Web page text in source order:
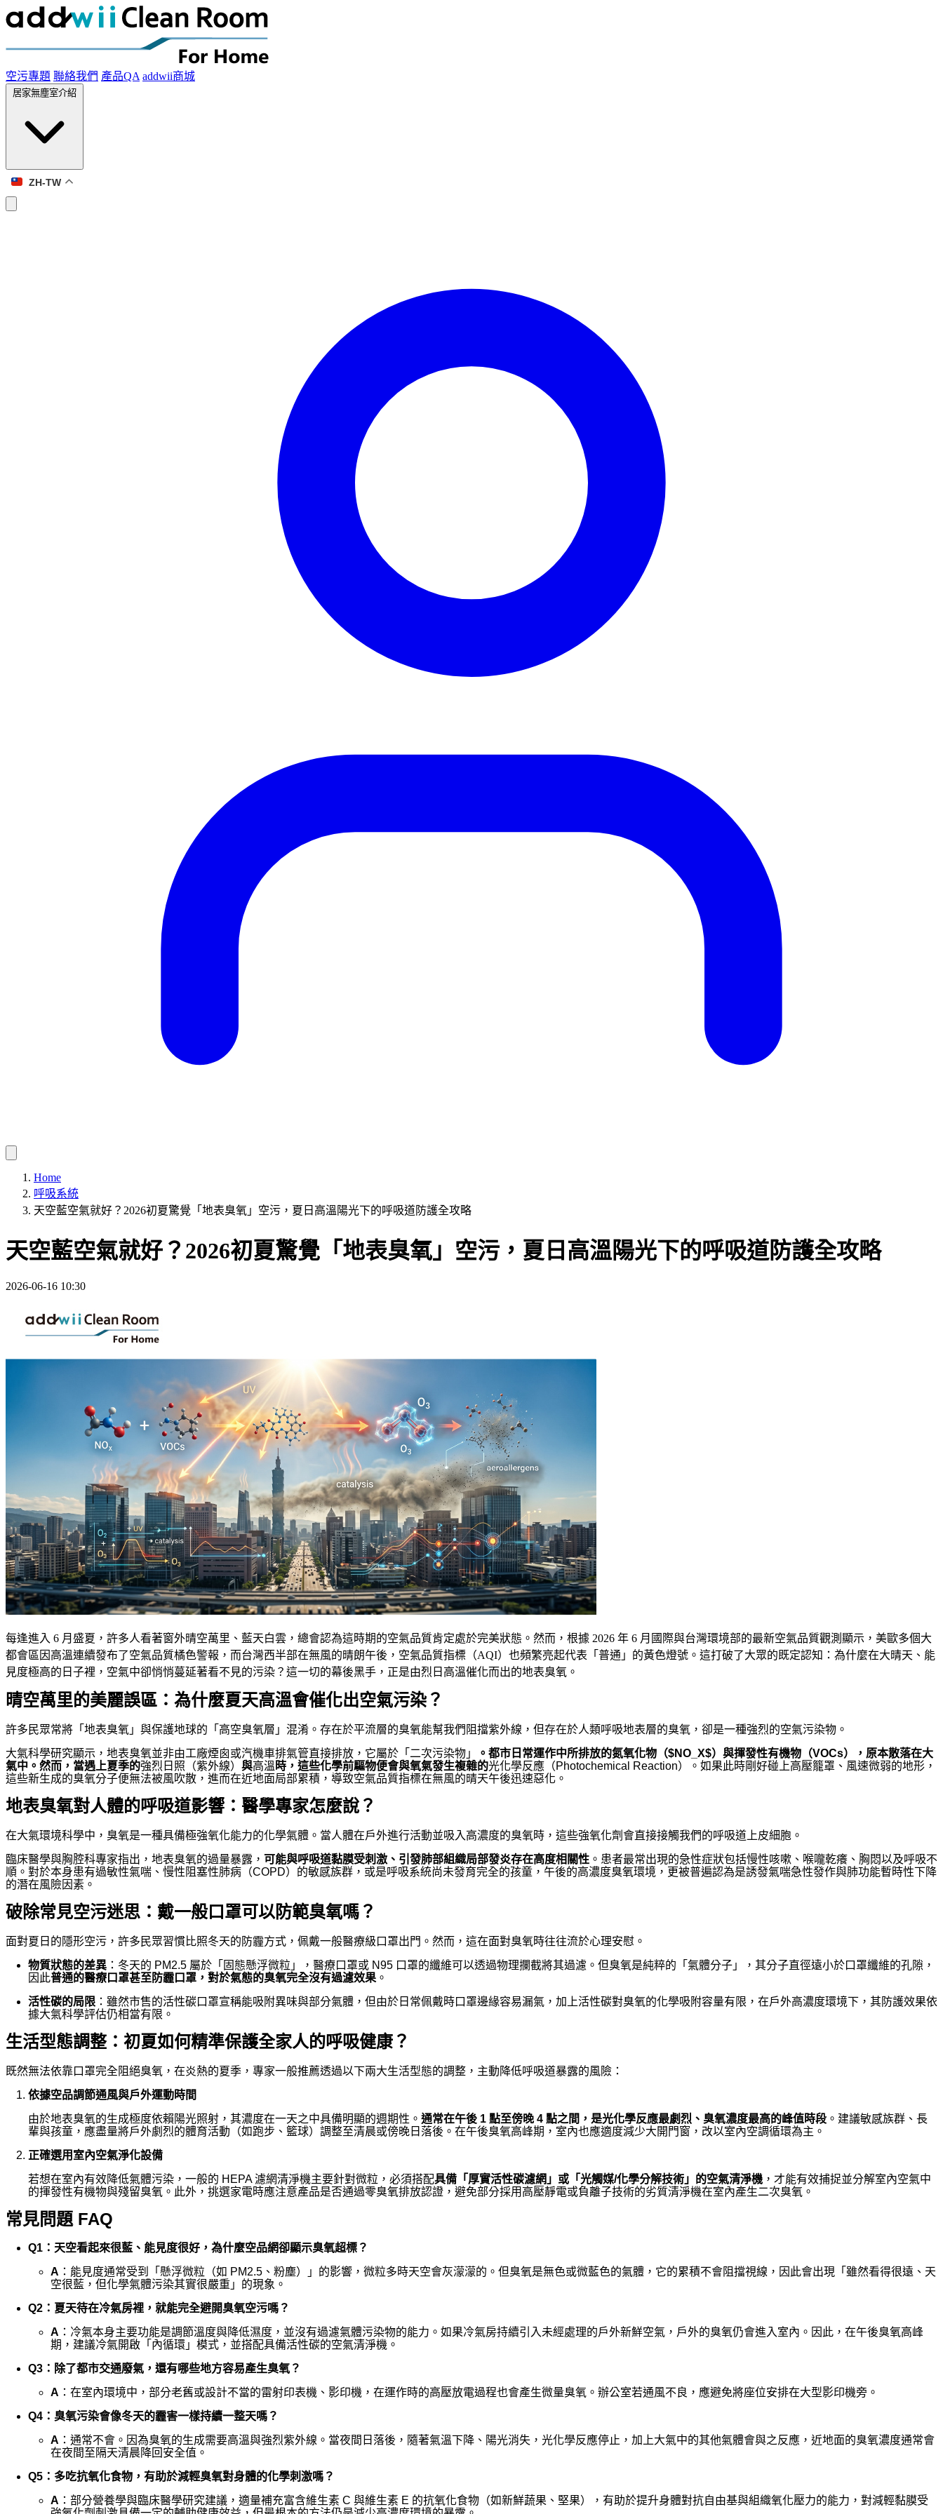
空污專題 聯絡我們 產品QA addwii商城
居家無塵室介紹
ZH-TW
Home
呼吸系統
天空藍空氣就好？2026初夏驚覺「地表臭氧」空污，夏日高溫陽光下的呼吸道防護全攻略
天空藍空氣就好？2026初夏驚覺「地表臭氧」空污，夏日高溫陽光下的呼吸道防護全攻略
2026-06-16 10:30
每逢進入 6 月盛夏，許多人看著窗外晴空萬里、藍天白雲，總會認為這時期的空氣品質肯定處於完美狀態。然而，根據 2026 年 6 月國際與台灣環境部的最新空氣品質觀測顯示，美歐多個大
都會區因高溫連續發布了空氣品質橘色警報，而台灣西半部在無風的晴朗午後，空氣品質指標（AQI）也頻繁亮起代表「普通」的黃色燈號。這打破了大眾的既定認知：為什麼在大晴天、能
見度極高的日子裡，空氣中卻悄悄蔓延著看不見的污染？這一切的幕後黑手，正是由烈日高溫催化而出的地表臭氧。
晴空萬里的美麗誤區：為什麼夏天高溫會催化出空氣污染？
許多民眾常將「地表臭氧」與保護地球的「高空臭氧層」混淆。存在於平流層的臭氧能幫我們阻擋紫外線，但存在於人類呼吸地表層的臭氧，卻是一種強烈的空氣污染物。
大氣科學研究顯示，地表臭氧並非由工廠煙囪或汽機車排氣管直接排放，它屬於「二次污染物」
。都市日常運作中所排放的氮氧化物（$NO_X$）與揮發性有機物（VOCs），原本散落在大
氣中。然而，當遇上夏季的強烈日照（紫外線） 與高溫 時，這些化學前驅物便會與氧氣發生複雜的光化學反應（Photochemical Reaction）。如果此時剛好碰上高壓籠罩、風速微弱的地形，
這些新生成的臭氧分子便無法被風吹散，進而在近地面局部累積，導致空氣品質指標在無風的晴天午後迅速惡化。
地表臭氧對人體的呼吸道影響：醫學專家怎麼說？
在大氣環境科學中，臭氧是一種具備極強氧化能力的化學氣體。當人體在戶外進行活動並吸入高濃度的臭氧時，這些強氧化劑會直接接觸我們的呼吸道上皮細胞。
臨床醫學與胸腔科專家指出，地表臭氧的過量暴露， 可能與呼吸道黏膜受刺激、引發肺部組織局部發炎存在高度相關性 。患者最常出現的急性症狀包括慢性咳嗽、喉嚨乾癢、胸悶以及呼吸不
順。對於本身患有過敏性氣喘、慢性阻塞性肺病（COPD）的敏感族群，或是呼吸系統尚未發育完全的孩童，午後的高濃度臭氧環境，更被普遍認為是誘發氣喘急性發作與肺功能暫時性下降
的潛在風險因素。
破除常見空污迷思：戴一般口罩可以防範臭氧嗎？
面對夏日的隱形空污，許多民眾習慣比照冬天的防霾方式，佩戴一般醫療級口罩出門。然而，這在面對臭氧時往往流於心理安慰。
物質狀態的差異 ：冬天的 PM2.5 屬於「固態懸浮微粒」，醫療口罩或 N95 口罩的纖維可以透過物理攔截將其過濾。但臭氧是純粹的「氣體分子」，其分子直徑遠小於口罩纖維的孔隙，
因此普通的醫療口罩甚至防霾口罩，對於氣態的臭氧完全沒有過濾效果 。
活性碳的局限 ：雖然市售的活性碳口罩宣稱能吸附異味與部分氣體，但由於日常佩戴時口罩邊緣容易漏氣，加上活性碳對臭氧的化學吸附容量有限，在戶外高濃度環境下，其防護效果依
據大氣科學評估仍相當有限。
生活型態調整：初夏如何精準保護全家人的呼吸健康？
既然無法依靠口罩完全阻絕臭氧，在炎熱的夏季，專家一般推薦透過以下兩大生活型態的調整，主動降低呼吸道暴露的風險：
依據空品調節通風與戶外運動時間
由於地表臭氧的生成極度依賴陽光照射，其濃度在一天之中具備明顯的週期性。 通常在午後 1 點至傍晚 4 點之間，是光化學反應最劇烈、臭氧濃度最高的峰值時段 。建議敏感族群、長
輩與孩童，應盡量將戶外劇烈的體育活動（如跑步、籃球）調整至清晨或傍晚日落後。在午後臭氧高峰期，室內也應適度減少大開門窗，改以室內空調循環為主。
正確選用室內空氣淨化設備
若想在室內有效降低氣體污染，一般的 HEPA 濾網清淨機主要針對微粒，必須搭配具備「厚實活性碳濾網」或「光觸媒/化學分解技術」的空氣清淨機 ，才能有效捕捉並分解室內空氣中
的揮發性有機物與殘留臭氧。此外，挑選家電時應注意產品是否通過零臭氧排放認證，避免部分採用高壓靜電或負離子技術的劣質清淨機在室內產生二次臭氧。
常見問題 FAQ
Q1：天空看起來很藍、能見度很好，為什麼空品網卻顯示臭氧超標？
A ：能見度通常受到「懸浮微粒（如 PM2.5、粉塵）」的影響，微粒多時天空會灰濛濛的。但臭氧是無色或微藍色的氣體，它的累積不會阻擋視線，因此會出現「雖然看得很遠、天
空很藍，但化學氣體污染其實很嚴重」的現象。
Q2：夏天待在冷氣房裡，就能完全避開臭氧空污嗎？
A ：冷氣本身主要功能是調節溫度與降低濕度，並沒有過濾氣體污染物的能力。如果冷氣房持續引入未經處理的戶外新鮮空氣，戶外的臭氧仍會進入室內。因此，在午後臭氧高峰
期，建議冷氣開啟「內循環」模式，並搭配具備活性碳的空氣清淨機。
Q3：除了都市交通廢氣，還有哪些地方容易產生臭氧？
A ：在室內環境中，部分老舊或設計不當的雷射印表機、影印機，在運作時的高壓放電過程也會產生微量臭氧。辦公室若通風不良，應避免將座位安排在大型影印機旁。
Q4：臭氧污染會像冬天的霾害一樣持續一整天嗎？
A ：通常不會。因為臭氧的生成需要高溫與強烈紫外線。當夜間日落後，隨著氣溫下降、陽光消失，光化學反應停止，加上大氣中的其他氣體會與之反應，近地面的臭氧濃度通常會
在夜間至隔天清晨降回安全值。
Q5：多吃抗氧化食物，有助於減輕臭氧對身體的化學刺激嗎？
A ：部分營養學與臨床醫學研究建議，適量補充富含維生素 C 與維生素 E 的抗氧化食物（如新鮮蔬果、堅果），有助於提升身體對抗自由基與組織氧化壓力的能力，對減輕黏膜受